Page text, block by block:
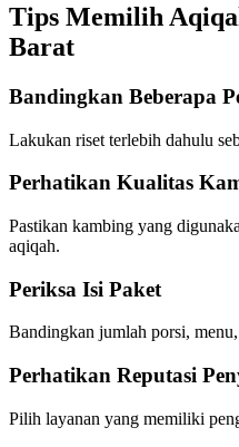
Tips Memilih
Barat
Bandingkan Beberapa
Lakukan riset terlebih dahulu
Perhatikan Kualitas
Pastikan kambing yang
aqiqah.
Periksa Isi Paket
Bandingkan jumlah porsi,
Perhatikan Reputasi
Pilih layanan yang memiliki